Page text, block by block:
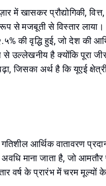
में खासकर प्रौद्योगिकी,
से मजबूती से विस्तार
की वृद्धि हुई, जो देश की
उल्लेखनीय है क्योंकि पूरा
जिसका अर्थ है कि यूएई
आर्थिक वातावरण
माना जाता है, जो आमतौर
वर्ष के प्रारंभ में चरम मूल्यों